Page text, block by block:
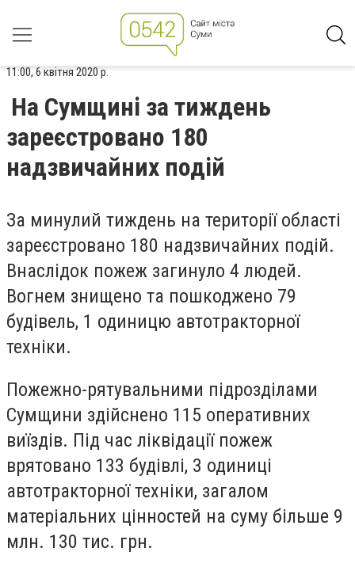
11:00, 6 квітня 2020 р.
На Сумщині за тиждень
зареєстровано 180
надзвичайних подій
За минулий тиждень на території області
зареєстровано 180 надзвичайних подій.
Внаслідок пожеж загинуло 4 людей.
Вогнем знищено та пошкоджено 79
будівель, 1 одиницю автотракторної
техніки.
Пожежно-рятувальними підрозділами
Сумщини здійснено 115 оперативних
виїздів. Під час ліквідації пожеж
врятовано 133 будівлі, 3 одиниці
автотракторної техніки, загалом
матеріальних цінностей на суму більше 9
млн. 130 тис. грн.